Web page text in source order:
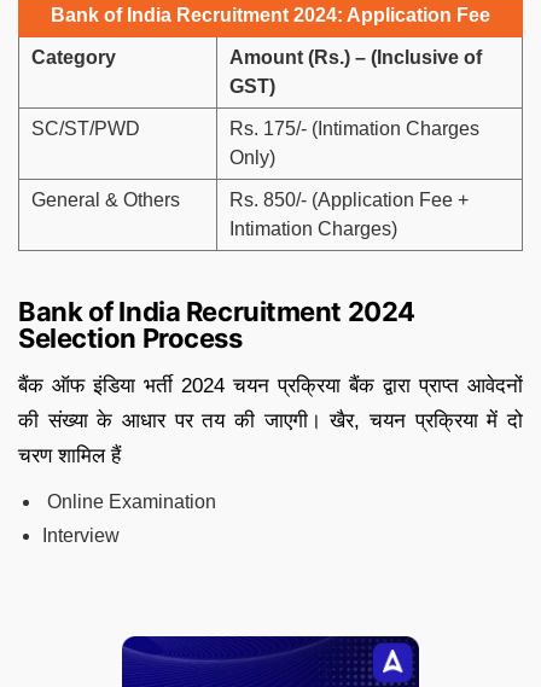
Bank of India Recruitment 2024: Application Fee
Category
Amount (Rs.) – (Inclusive of
GST)
SC/ST/PWD
Rs. 175/- (Intimation Charges
Only)
General & Others
Rs. 850/- (Application Fee +
Intimation Charges)
Bank of India Recruitment 2024
Selection Process
बैंक ऑफ इंडिया भर्ती 2024 चयन प्रक्रिया बैंक द्वारा प्राप्त आवेदनों
की संख्या के आधार पर तय की जाएगी। खैर, चयन प्रक्रिया में दो
चरण शामिल हैं
Online Examination
Interview